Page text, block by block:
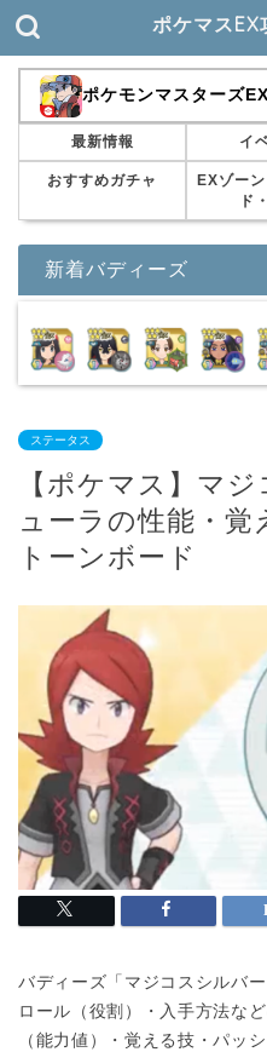
ポケマスEX
ポケモンマスターズ
最新情報 イ
おすすめガチャ
EXゾー
ド
新着バディーズ
ステータス
【ポケマス】マ
ューラの性能・
トーンボード
バディーズ「マジコスシルバ
ロール（役割）・入手方法な
（能力値）・覚える技・パッ